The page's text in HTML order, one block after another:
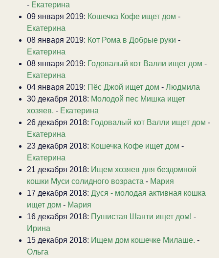
- Екатерина
09 января 2019: Кошечка Кофе ищет дом -
Екатерина
08 января 2019: Кот Рома в Добрые руки -
Екатерина
08 января 2019: Годовалый кот Валли ищет дом -
Екатерина
04 января 2019: Пёс Джой ищет дом - Людмила
30 декабря 2018: Молодой пес Мишка ищет
хозяев. - Екатерина
26 декабря 2018: Годовалый кот Валли ищет дом -
Екатерина
23 декабря 2018: Кошечка Кофе ищет дом -
Екатерина
21 декабря 2018: Ищем хозяев для бездомной
кошки Муси солидного возраста - Мария
17 декабря 2018: Дуся - молодая активная кошка
ищет дом - Мария
16 декабря 2018: Пушистая Шанти ищет дом! -
Ирина
15 декабря 2018: Ищем дом кошечке Милаше. -
Ольга